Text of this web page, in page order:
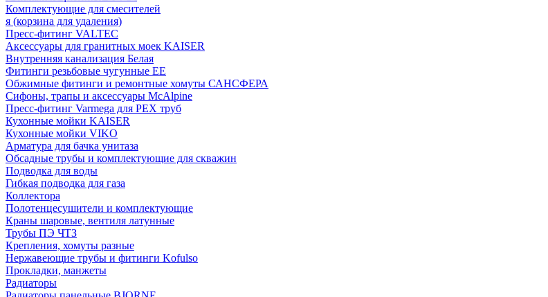
Комплектующие для смесителей
я (корзина для удаления)
Пресс-фитинг VALTEC
Аксессуары для гранитных моек KAISER
Внутренняя канализация Белая
Фитинги резьбовые чугунные EE
Обжимные фитинги и ремонтные хомуты САНСФЕРА
Сифоны, трапы и аксессуары McAlpine
Пресс-фитинг Varmega для PEX труб
Кухонные мойки KAISER
Кухонные мойки VIKO
Арматура для бачка унитаза
Обсадные трубы и комплектующие для скважин
Подводка для воды
Гибкая подводка для газа
Коллектора
Полотенцесушители и комплектующие
Краны шаровые, вентиля латунные
Трубы ПЭ ЧТЗ
Крепления, хомуты разные
Нержавеющие трубы и фитинги Kofulso
Прокладки, манжеты
Радиаторы